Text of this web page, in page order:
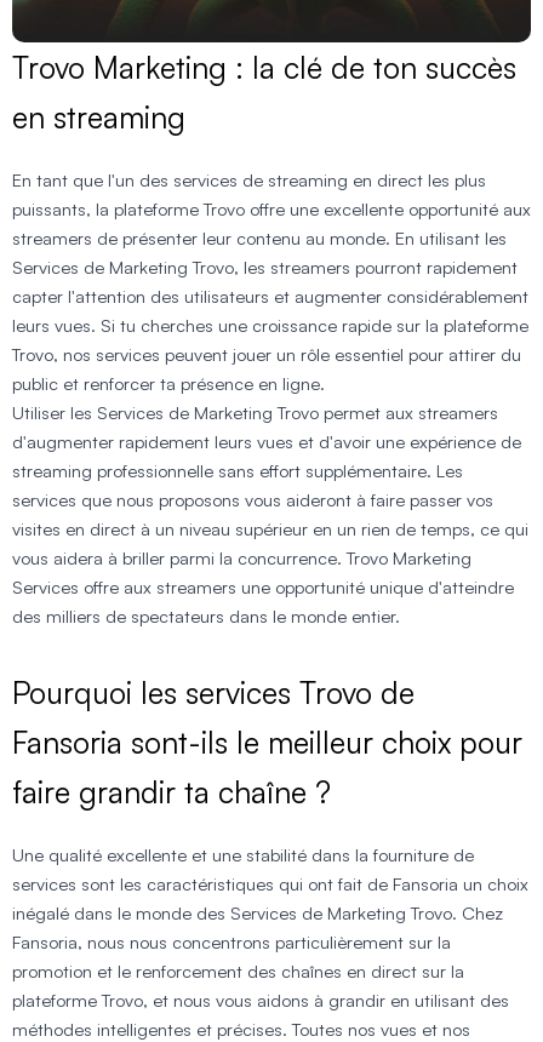
Trovo Marketing : la clé de ton succès
en streaming
En tant que l'un des services de streaming en direct les plus
puissants, la plateforme Trovo offre une excellente opportunité aux
streamers de présenter leur contenu au monde. En utilisant les
Services de Marketing Trovo, les streamers pourront rapidement
capter l'attention des utilisateurs et augmenter considérablement
leurs vues. Si tu cherches une croissance rapide sur la plateforme
Trovo, nos services peuvent jouer un rôle essentiel pour attirer du
public et renforcer ta présence en ligne.
Utiliser les Services de Marketing Trovo permet aux streamers
d'augmenter rapidement leurs vues et d'avoir une expérience de
streaming professionnelle sans effort supplémentaire. Les
services que nous proposons vous aideront à faire passer vos
visites en direct à un niveau supérieur en un rien de temps, ce qui
vous aidera à briller parmi la concurrence. Trovo Marketing
Services offre aux streamers une opportunité unique d'atteindre
des milliers de spectateurs dans le monde entier.
Pourquoi les services Trovo de
Fansoria sont-ils le meilleur choix pour
faire grandir ta chaîne ?
Une qualité excellente et une stabilité dans la fourniture de
services sont les caractéristiques qui ont fait de Fansoria un choix
inégalé dans le monde des Services de Marketing Trovo. Chez
Fansoria, nous nous concentrons particulièrement sur la
promotion et le renforcement des chaînes en direct sur la
plateforme Trovo, et nous vous aidons à grandir en utilisant des
méthodes intelligentes et précises. Toutes nos vues et nos